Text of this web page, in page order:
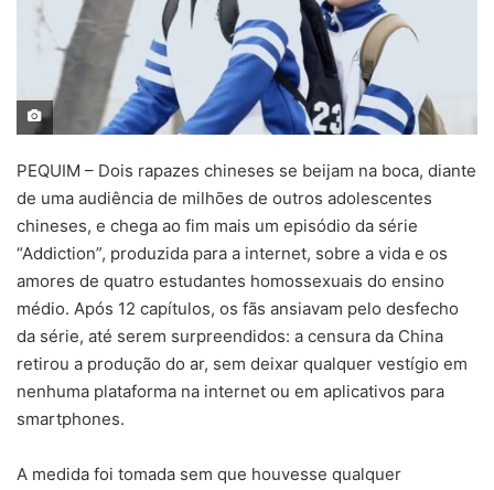
PEQUIM – Dois rapazes chineses se beijam na boca, diante
de uma audiência de milhões de outros adolescentes
chineses, e chega ao fim mais um episódio da série
“Addiction”, produzida para a internet, sobre a vida e os
amores de quatro estudantes homossexuais do ensino
médio. Após 12 capítulos, os fãs ansiavam pelo desfecho
da série, até serem surpreendidos: a censura da China
retirou a produção do ar, sem deixar qualquer vestígio em
nenhuma plataforma na internet ou em aplicativos para
smartphones.
A medida foi tomada sem que houvesse qualquer